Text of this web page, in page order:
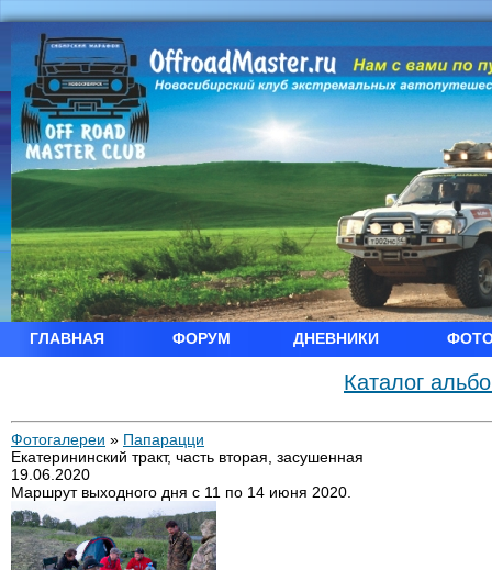
ГЛАВНАЯ ФОРУМ ДНЕВНИКИ
Каталог
Фотогалереи » Папарацци
Екатерининский тракт, часть вторая, засушенная
19.06.2020
Маршрут выходного дня с 11 по 14 июня 2020.